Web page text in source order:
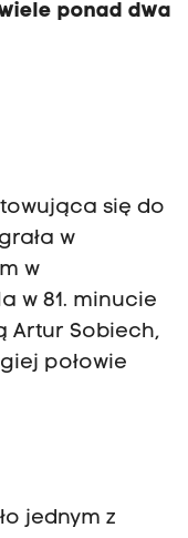
ponad dwa
się do
w
w
w 81. minucie
Artur Sobiech,
połowie
jednym z